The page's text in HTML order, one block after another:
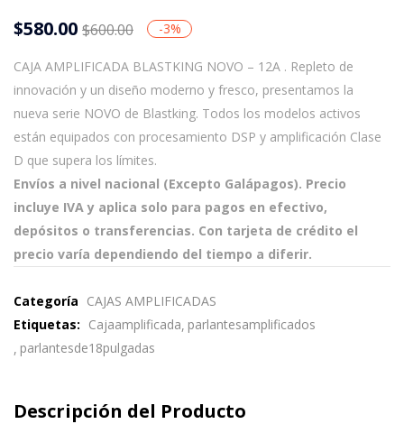
$580.00 $600.00 -3%
CAJA AMPLIFICADA BLASTKING NOVO – 12A . Repleto de
innovación y un diseño moderno y fresco, presentamos la
nueva serie NOVO de Blastking. Todos los modelos activos
están equipados con procesamiento DSP y amplificación Clase
D que supera los límites.
Envíos a nivel nacional (Excepto Galápagos). Precio
incluye IVA y aplica solo para pagos en efectivo,
depósitos o transferencias. Con tarjeta de crédito el
precio varía dependiendo del tiempo a diferir.
Categoría CAJAS AMPLIFICADAS
Etiquetas: Cajaamplificada parlantesamplificados
parlantesde18pulgadas
Descripción del Producto